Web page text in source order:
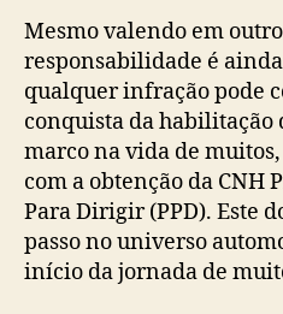
Mesmo valendo em
responsabilidade é
qualquer infração pode
conquista da
marco na vida de
com a obtenção da CNH
Para Dirigir (PPD). Este
passo no universo
início da jornada de